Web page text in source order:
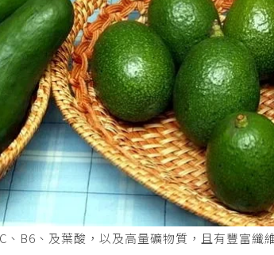
、B6、及葉酸，以及高量礦物質，且有豐富